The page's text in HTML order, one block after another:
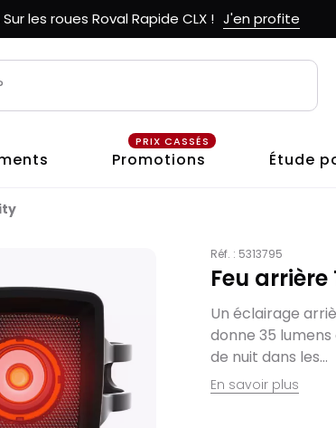
Sur les roues Roval Rapide CLX ! J'en profite
Promotions
PRIX CASSÉS
Étude
Réf. : 5313795
Feu arrière
Un éclairage
donne 35
de nuit dans les...
En savoir plus